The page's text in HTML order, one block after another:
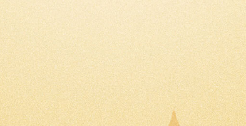
サッポロ GOLD STAR
5% （純アルコール量 4g （100ml当たり））